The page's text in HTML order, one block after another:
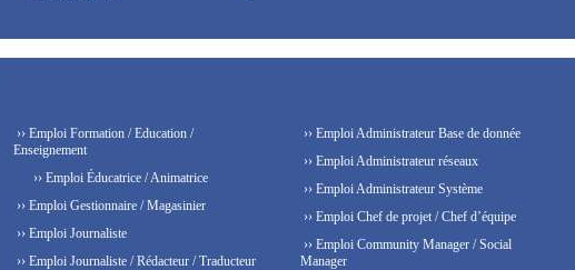
›› Emploi Formation / Education /
Enseignement
›› Emploi Éducatrice / Animatrice
›› Emploi Gestionnaire / Magasinier
›› Emploi Journaliste
›› Emploi Journaliste / Rédacteur / Traducteur
›› Emploi Administrateur Base de donnée
›› Emploi Administrateur réseaux
›› Emploi Administrateur Système
›› Emploi Chef de projet / Chef d’équipe
›› Emploi Community Manager / Social
Manager